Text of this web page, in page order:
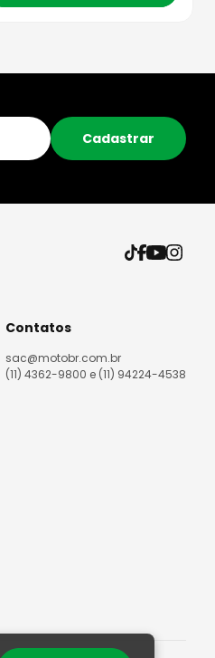
Cadastrar
Contatos
sac@motobr.com.br
(11) 4362-9800 e (11) 94224-4538